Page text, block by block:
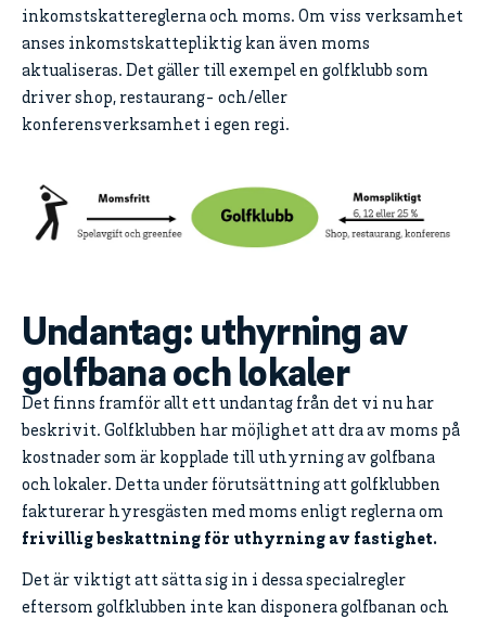
inkomstskattereglerna och moms. Om viss verksamhet
anses inkomstskattepliktig kan även moms
aktualiseras. Det gäller till exempel en golfklubb som
driver shop, restaurang- och/eller
konferensverksamhet i egen regi.
Undantag: uthyrning av
golfbana och lokaler
Det finns framför allt ett undantag från det vi nu har
beskrivit. Golfklubben har möjlighet att dra av moms på
kostnader som är kopplade till uthyrning av golfbana
och lokaler. Detta under förutsättning att golfklubben
fakturerar hyresgästen med moms enligt reglerna om
frivillig beskattning för uthyrning av fastighet.
Det är viktigt att sätta sig in i dessa specialregler
eftersom golfklubben inte kan disponera golfbanan och